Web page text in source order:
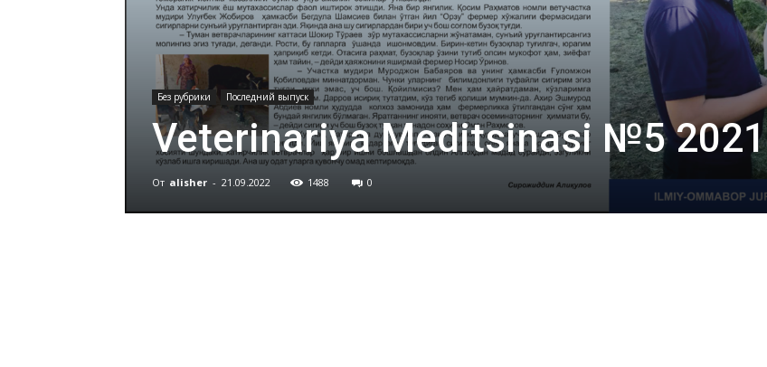
Без рубрики Последний выпуск
Veterinariya Meditsinasi №5 2021
От alisher - 21.09.2022 1488 0